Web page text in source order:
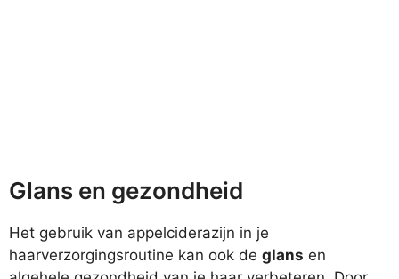
Glans en gezondheid
Het gebruik van appelciderazijn in je
haarverzorgingsroutine kan ook de glans en